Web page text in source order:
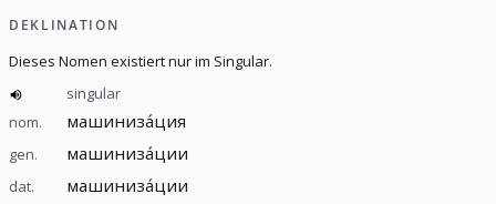
DEKLINATION
Dieses Nomen existiert nur im Singular.
singular
nom.
машиниза́ция
gen. машиниза́ции
dat. машиниза́ции